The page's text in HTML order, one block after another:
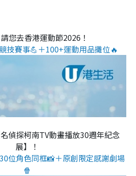
請您去香港運動節2026！
技賽事💪＋100+運動用品攤位🔥
偵探柯南TV動畫播放30週年紀念
展】！
位角色同框📸＋原創限定感謝劇場
🍿